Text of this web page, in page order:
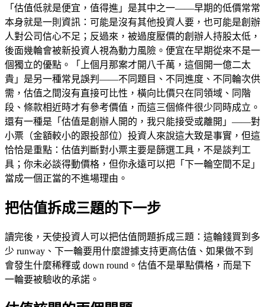
「估值低就是便宜，值得進」是其中之一——早期的低價常常
本身就是一則資訊：可能是沒有其他投資人要，也可能是創辦
人對公司信心不足；反過來，被過度壓價的創辦人持股太低，
後面幾輪會被新投資人視為動力風險。便宜在早期從來不是一
個獨立的優點。「上個月那案才開八千萬，這個開一億二太
貴」是另一種常見誤判——不同題目、不同進度、不同輪次供
需，估值之間沒有直接可比性，橫向比價只在同領域、同階
段、條款相近時才有參考價值，而這三個條件很少同時成立。
還有一種是「估值是創辦人開的，我只能接受或離開」——對
小票（金額較小的跟投部位）投資人來說這大致是事實，但這
恰恰是重點：估值判斷對小票主要是篩選工具，不是談判工
具；你未必談得動價格，但你永遠可以把「下一輪空間不足」
當成一個正當的不進場理由。
把估值拆成三題的下一步
讀完後，天使投資人可以把估值問題拆成三題：這輪錢買到多
少 runway、下一輪要用什麼證據支持更高估值、如果做不到
會發生什麼稀釋或 down round。估值不是單點價格，而是下
一輪要被驗收的承諾。